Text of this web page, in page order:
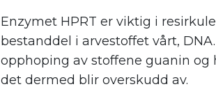
Enzymet HPRT er viktig i
bestanddel i arvestoffet vårt,
opphoping av stoffene guanin
det dermed blir overskudd av.